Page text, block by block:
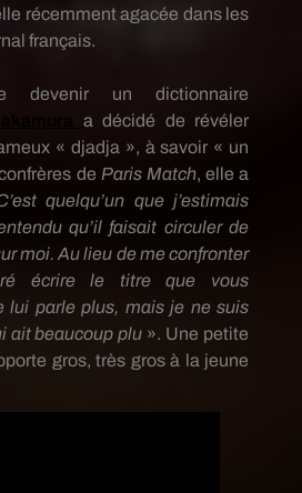
récemment agacée dans les
français.
devenir un dictionnaire
a décidé de révéler
« djadja », à savoir « un
de Paris Match, elle a
quelqu’un que j’estimais
qu’il faisait circuler de
moi. Au lieu de me confronter
écrire le titre que vous
lui parle plus, mais je ne suis
ait beaucoup plu ». Une petite
gros, très gros à la jeune